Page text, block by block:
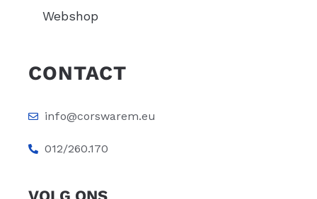
Webshop
CONTACT
info@corswarem.eu
012/260.170